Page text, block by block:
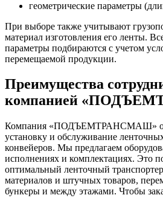
геометрические параметры
При выборе также учитывают
материал изготовления его ленты.
параметры подбираются с учетом
перемещаемой продукции.
Преимущества
компанией
Компания «ПОДЪЕМТРАНСМАШ»
установку и обслуживание
конвейеров. Мы предлагаем
исполнениях и комплектациях. Это
оптимальный ленточный
материалов и штучных товаров,
бункеры и между этажами. Чтобы